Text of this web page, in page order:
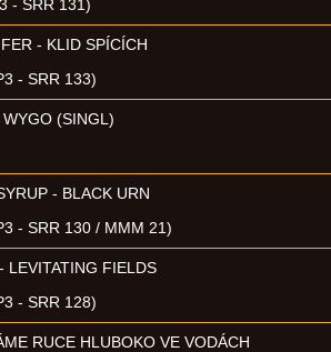
- SRR 131)
- KLID SPÍCÍCH
- SRR 133)
(SINGL)
- BLACK URN
- SRR 130 / MMM 21)
LEVITATING FIELDS
- SRR 128)
RUCE HLUBOKO VE VODÁCH